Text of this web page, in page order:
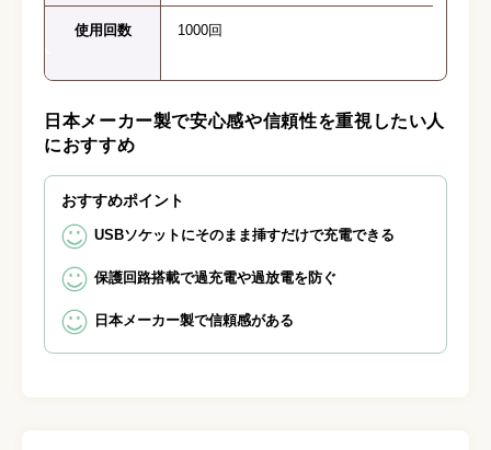
使用回数 1000回
日本メーカー製で安心感や信頼性を重視したい人
におすすめ
おすすめポイント
USBソケットにそのまま挿すだけで充電できる
保護回路搭載で過充電や過放電を防ぐ
日本メーカー製で信頼感がある